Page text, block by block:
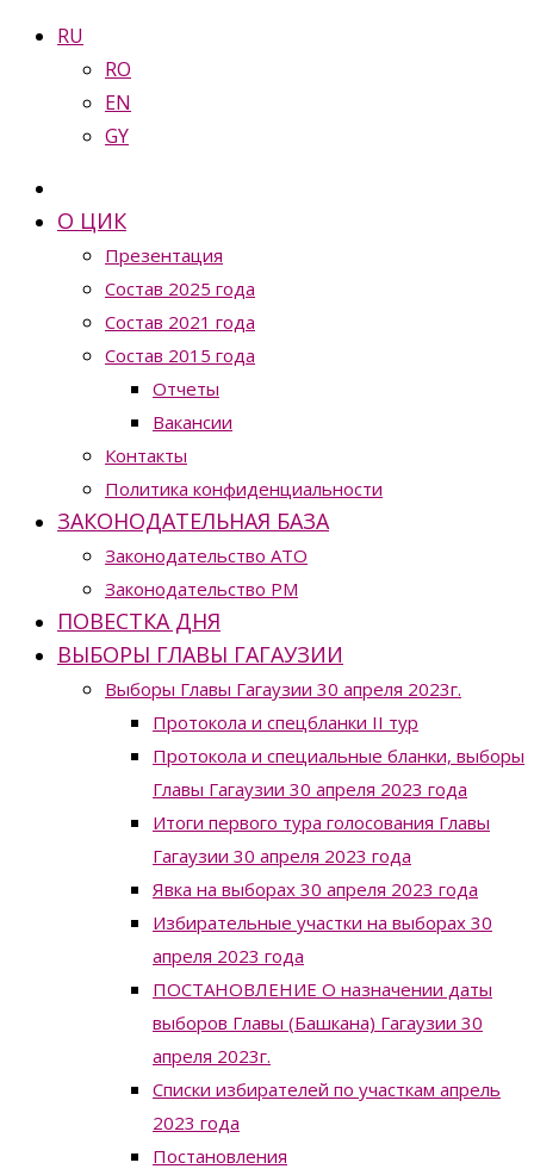
RU
RO
EN
GY
О ЦИК
Презентация
Состав 2025 года
Состав 2021 года
Состав 2015 года
Отчеты
Вакансии
Контакты
Политика конфиденциальности
ЗАКОНОДАТЕЛЬНАЯ БАЗА
Законодательство ATO
Законодательство РМ
ПОВЕСТКА ДНЯ
ВЫБОРЫ ГЛАВЫ ГАГАУЗИИ
Выборы Главы Гагаузии 30 апреля 2023г.
Протокола и спецбланки II тур
Протокола и специальные бланки, выборы
Главы Гагаузии 30 апреля 2023 года
Итоги первого тура голосования Главы
Гагаузии 30 апреля 2023 года
Явка на выборах 30 апреля 2023 года
Избирательные участки на выборах 30
апреля 2023 года
ПОСТАНОВЛЕНИЕ О назначении даты
выборов Главы (Башкана) Гагаузии 30
апреля 2023г.
Списки избирателей по участкам апрель
2023 года
Постановления